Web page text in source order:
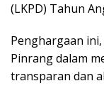
(LKPD) Tahun
Penghargaan
Pinrang dalam
transparan dan